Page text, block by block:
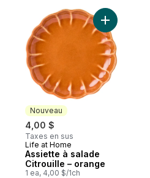
Nouveau
4,00 $
Taxes en sus
Nouveau
Life at Home
Assiette à salade
Citrouille – orange
1 ea, 4,00 $/1ch
Ajouter